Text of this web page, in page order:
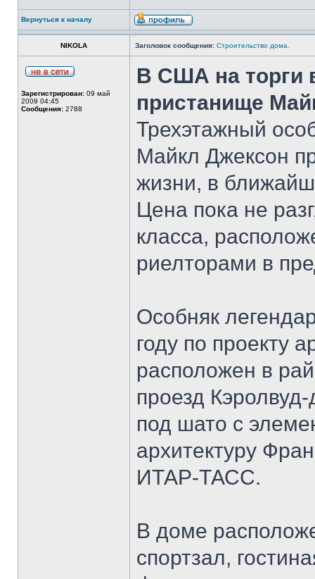
Вернуться к началу
NIKOLA Заголовок сообщения: Строительство дома.
Зарегистрирован: 09 май
2009 04:45
Сообщения: 2788
В США на торги
пристанище
Трехэтажный
Майкл Джексон
жизни, в
Цена пока не
класса,
риелторами в
Особняк
году по проекту
расположен в
проезд
под шато с
архитектуру
ИТАР-ТАСС.
В доме
спортзал,